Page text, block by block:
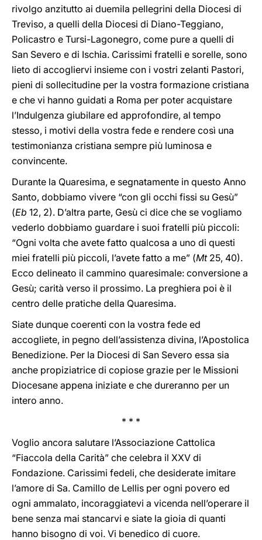
rivolgo anzitutto ai duemila pellegrini della Diocesi di
Treviso, a quelli della Diocesi di Diano-Teggiano,
Policastro e Tursi-Lagonegro, come pure a quelli di
San Severo e di Ischia. Carissimi fratelli e sorelle, sono
lieto di accogliervi insieme con i vostri zelanti Pastori,
pieni di sollecitudine per la vostra formazione cristiana
e che vi hanno guidati a Roma per poter acquistare
l’Indulgenza giubilare ed approfondire, al tempo
stesso, i motivi della vostra fede e rendere così una
testimonianza cristiana sempre più luminosa e
convincente.
Durante la Quaresima, e segnatamente in questo Anno
Santo, dobbiamo vivere “con gli occhi fissi su Gesù”
(Eb 12, 2). D’altra parte, Gesù ci dice che se vogliamo
vederlo dobbiamo guardare i suoi fratelli più piccoli:
“Ogni volta che avete fatto qualcosa a uno di questi
miei fratelli più piccoli, l’avete fatto a me” (Mt25, 40).
Ecco delineato il cammino quaresimale: conversione a
Gesù; carità verso il prossimo. La preghiera poi è il
centro delle pratiche della Quaresima.
Siate dunque coerenti con la vostra fede ed
accogliete, in pegno dell’assistenza divina, l’Apostolica
Benedizione. Per la Diocesi di San Severo essa sia
anche propiziatrice di copiose grazie per le Missioni
Diocesane appena iniziate e che dureranno per un
intero anno.
* * *
Voglio ancora salutare l’Associazione Cattolica
“Fiaccola della Carità” che celebra il XXV di
Fondazione. Carissimi fedeli, che desiderate imitare
l’amore di Sa. Camillo de Lellis per ogni povero ed
ogni ammalato, incoraggiatevi a vicenda nell’operare il
bene senza mai stancarvi e siate la gioia di quanti
hanno bisogno di voi. Vi benedico di cuore.